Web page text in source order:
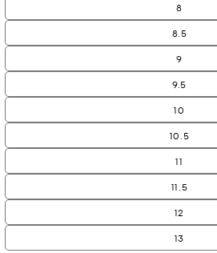
8
8.5
9
9.5
10
10.5
11
11.5
12
13